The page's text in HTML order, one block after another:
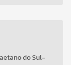
do Sul-